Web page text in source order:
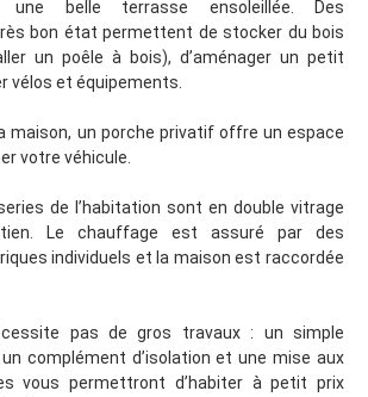
une belle terrasse ensoleillée. Des
bon état permettent de stocker du bois
un poêle à bois), d’aménager un petit
vélos et équipements.
maison, un porche privatif offre un espace
votre véhicule.
de l’habitation sont en double vitrage
Le chauffage est assuré par des
individuels et la maison est raccordée
pas de gros travaux : un simple
complément d’isolation et une mise aux
vous permettront d’habiter à petit prix